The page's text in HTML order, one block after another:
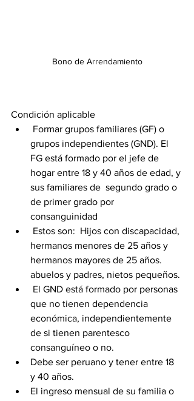
Bono de Arrendamiento
Condición aplicable
grupos independientes (GND). El
FG está formado por el jefe de
hogar entre 18 y 40 años de edad, y
sus familiares de  segundo grado o
de primer grado por
consanguinidad
hermanos menores de 25 años y
hermanos mayores de 25 años.
abuelos y padres, nietos pequeños.
que no tienen dependencia
económica, independientemente
de si tienen parentesco
consanguíneo o no.
Debe ser peruano y tener entre 18
y 40 años.
El ingreso mensual de su familia o